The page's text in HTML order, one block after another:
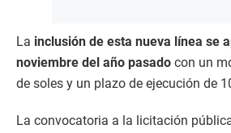
La inclusión de esta nueva línea se
noviembre del año pasado con un
de soles y un plazo de ejecución de
La convocatoria a la licitación